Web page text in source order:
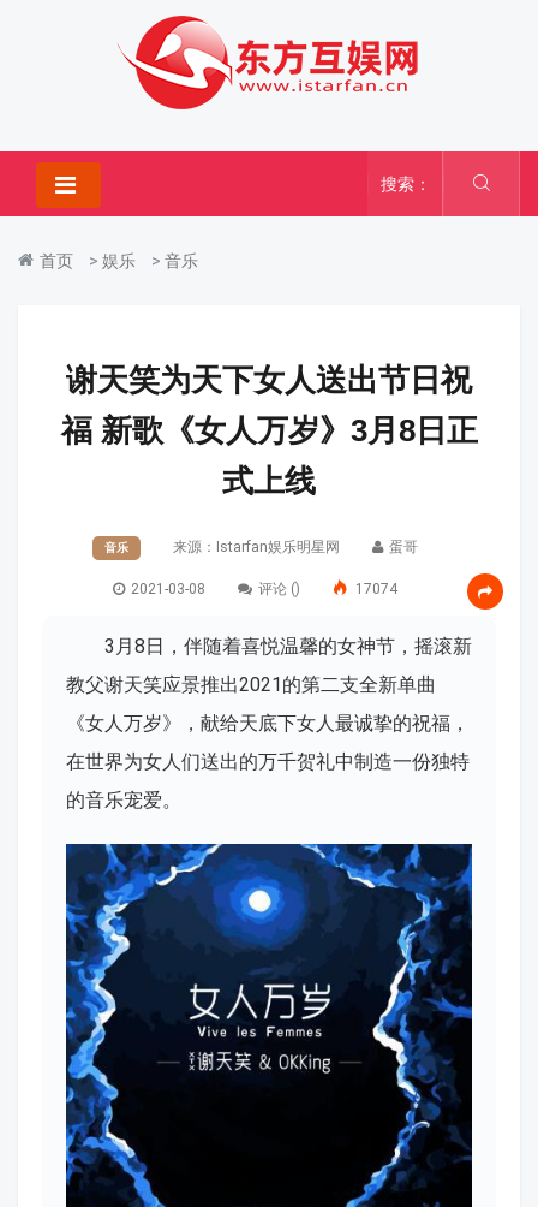
搜索：
首页 > 娱乐 > 音乐
谢天笑为天下女人送出节日祝
福 新歌《女人万岁》3月8日正
式上线
音乐 来源： Istarfan娱乐明星网 蛋哥
2021-03-08 评论 () 17074
3月8日，伴随着喜悦温馨的女神节，摇滚新
教父谢天笑应景推出2021的第二支全新单曲
《女人万岁》，献给天底下女人最诚挚的祝福，
在世界为女人们送出的万千贺礼中制造一份独特
的音乐宠爱。